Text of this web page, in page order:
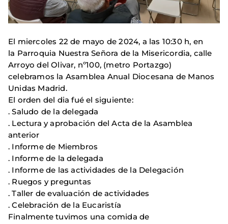
El miercoles 22 de mayo de 2024, a las 10:30 h, en
la Parroquia Nuestra Señora de la Misericordia, calle
Arroyo del Olivar, nº100, (metro Portazgo)
celebramos la Asamblea Anual Diocesana de Manos
Unidas Madrid.
El orden del dia fué el siguiente:
. Saludo de la delegada
. Lectura y aprobación del Acta de la Asamblea
anterior
. Informe de Miembros
. Informe de la delegada
. Informe de las actividades de la Delegación
. Ruegos y preguntas
. Taller de evaluación de actividades
. Celebración de la Eucaristía
Finalmente tuvimos una comida de